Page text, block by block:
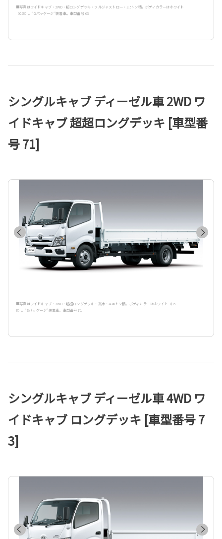
■写真はワイドキャブ・2WD・超ロングデッキ・フルジャストロー・3.5トン積。ボディカラーはホワイト
〈058〉。“Gパッケージ”装着車。車型番号 63
シングルキャブ ディーゼル車 2WD ワ
イドキャブ 超超ロングデッキ [車型番
号 71]
■写真はワイドキャブ・2WD・超超ロングデッキ・高床・4.45トン積。ボディカラーはホワイト〈05
8〉。“Sパッケージ”装着車。車型番号 71
シングルキャブ ディーゼル車 4WD ワ
イドキャブ ロングデッキ [車型番号 7
3]